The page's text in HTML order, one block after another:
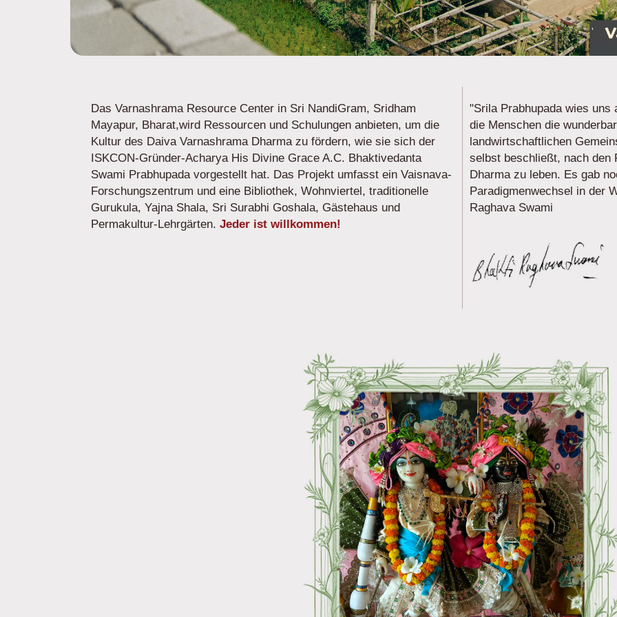
Das Varnashrama Resource Center in Sri NandiGram, Sridham
Mayapur, Bharat,wird Ressourcen und Schulungen anbieten, um die
Kultur des Daiva Varnashrama Dharma zu fördern, wie sie sich der
ISKCON-Gründer-Acharya His Divine Grace A.C. Bhaktivedanta
Swami Prabhupada vorgestellt hat. Das Projekt umfasst ein Vaisnava-
Forschungszentrum und eine Bibliothek, Wohnviertel, traditionelle
Gurukula, Yajna Shala, Sri Surabhi Goshala, Gästehaus und
Permakultur-Lehrgärten. Jeder ist willkommen!
"Srila Prabhupada wies uns
die Menschen die
landwirtschaftlichen
selbst beschließt, nach den
Dharma zu leben. Es gab
Paradigmenwechsel in der
Raghava Swami